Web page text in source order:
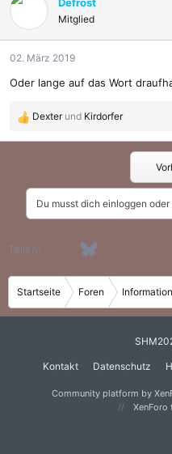
i
o
n
n
Mitglied
02. März 2019
Oder lange auf das Wort
R
e
e
:
Dexterund Kirdorfer
Du musst dich einloggen
Teilen: FacebookBluesky
Startseite Foren
Kontakt Datenschutz
Community platform by
XenForo